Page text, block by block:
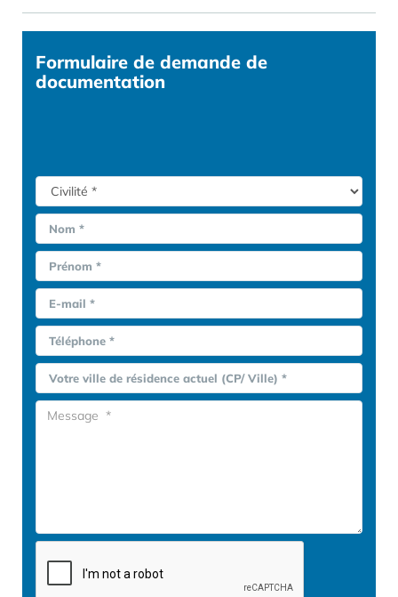
Formulaire de demande de
documentation
Nom *
Prénom *
E-mail *
Téléphone *
Votre ville de résidence actuel (CP/ Ville) *